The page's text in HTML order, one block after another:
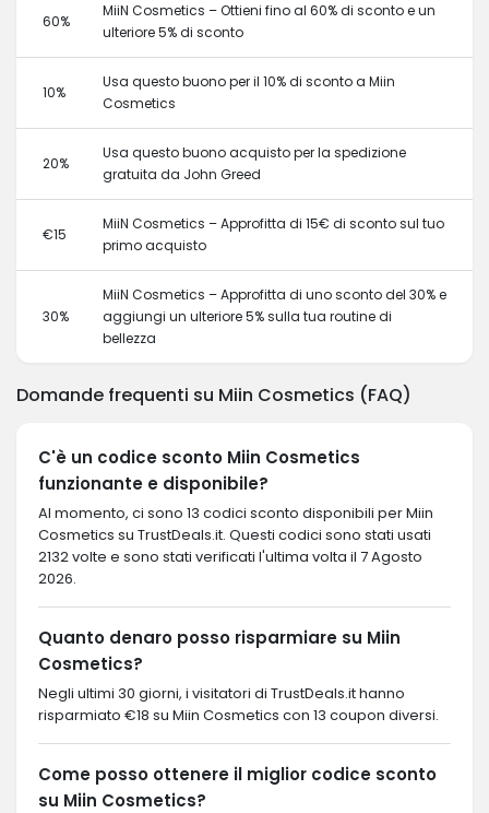
60%
MiiN Cosmetics – Ottieni fino al 60% di sconto e un
ulteriore 5% di sconto
10%
Usa questo buono per il 10% di sconto a Miin
Cosmetics
20%
Usa questo buono acquisto per la spedizione
gratuita da John Greed
€15
MiiN Cosmetics – Approfitta di 15€ di sconto sul tuo
primo acquisto
30%
MiiN Cosmetics – Approfitta di uno sconto del 30% e
aggiungi un ulteriore 5% sulla tua routine di
bellezza
Domande frequenti su Miin Cosmetics (FAQ)
C'è un codice sconto Miin Cosmetics
funzionante e disponibile?
Al momento, ci sono 13 codici sconto disponibili per Miin
Cosmetics su TrustDeals.it. Questi codici sono stati usati
2132 volte e sono stati verificati l'ultima volta il 7 Agosto
2026.
Quanto denaro posso risparmiare su Miin
Cosmetics?
Negli ultimi 30 giorni, i visitatori di TrustDeals.it hanno
risparmiato €18 su Miin Cosmetics con 13 coupon diversi.
Come posso ottenere il miglior codice sconto
su Miin Cosmetics?